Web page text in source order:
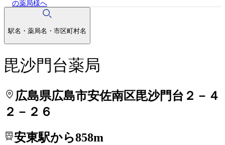
の薬局様へ
駅名・薬局名・市区町村名
毘沙門台薬局
広島県広島市安佐南区毘沙門台２－４
２－２６
安東駅から858m